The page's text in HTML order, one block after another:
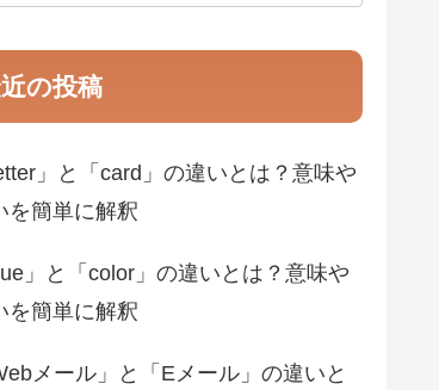
の投稿
」と「card」の違いとは？意味や
を簡単に解釈
」と「color」の違いとは？意味や
を簡単に解釈
メール」と「Eメール」の違いと